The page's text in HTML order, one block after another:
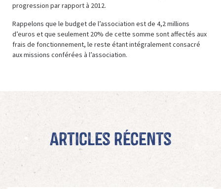
progression par rapport à 2012.
Rappelons que le budget de l’association est de 4,2 millions
d’euros et que seulement 20% de cette somme sont affectés aux
frais de fonctionnement, le reste étant intégralement consacré
aux missions conférées à l’association.
Articles récents